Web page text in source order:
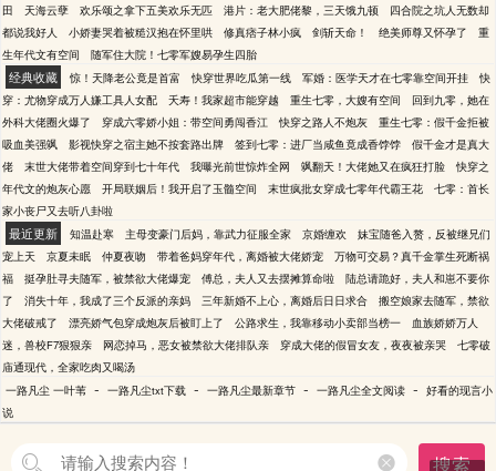
田
天海云孽 欢乐颂之拿下五美欢乐无匹 港片：老大肥佬黎，三天饿九顿
四合院之坑人无数却
都说我好人
小娇妻哭着被糙汉抱在怀里哄 修真痞子林小疯 剑斩天命！ 绝美师尊又怀孕了
重
生年代文有空间
随军住大院！七零军嫂易孕生四胎
经典收藏 惊！天降老公竟是首富 快穿世界吃瓜第一线 军婚：医学天才在七零靠空间开挂
快
穿：尤物穿成万人嫌工具人女配
夭寿！我家超市能穿越 重生七零，大嫂有空间
回到九零，她在
外科大佬圈火爆了
穿成六零娇小姐：带空间勇闯香江 快穿之路人不炮灰
重生七零：假千金拒被
吸血美强飒
影视快穿之宿主她不按套路出牌 签到七零：进厂当咸鱼竟成香饽饽
假千金才是真大
佬
末世大佬带着空间穿到七十年代 我曝光前世惊炸全网 飒翻天！大佬她又在疯狂打脸
快穿之
年代文的炮灰心愿
开局联姻后！我开启了玉髓空间 末世疯批女穿成七零年代霸王花
七零：首长
家小丧尸又去听八卦啦
最近更新 知温赴寒 主母变豪门后妈，靠武力征服全家 京婚缠欢
妹宝随爸入赘，反被继兄们
宠上天
京夏未眠 仲夏夜吻 带着爸妈穿年代，离婚被大佬娇宠
万物可交易？真千金掌生死断祸
福
挺孕肚寻夫随军，被禁欲大佬爆宠 傅总，夫人又去摆摊算命啦
陆总请跪好，夫人和崽不要你
了
消失十年，我成了三个反派的亲妈 三年新婚不上心，离婚后日日求合
搬空娘家去随军，禁欲
大佬破戒了
漂亮娇气包穿成炮灰后被盯上了 公路求生，我靠移动小卖部当榜一
血族娇娇万人
迷，兽校F7狠狠亲
网恋掉马，恶女被禁欲大佬排队亲 穿成大佬的假冒女友，夜夜被亲哭
七零破
庙通现代，全家吃肉又喝汤
一路凡尘 一叶苇 - 一路凡尘txt下载 - 一路凡尘最新章节 - 一路凡尘全文阅读 - 好看的现言小
说
搜索